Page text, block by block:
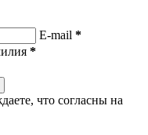
E-mail *
*
что согласны на